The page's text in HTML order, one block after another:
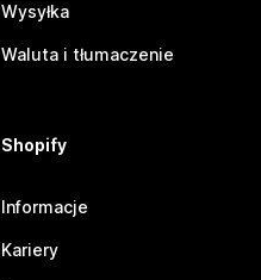
Wysyłka
Waluta i tłumaczenie
Shopify
Informacje
Kariery